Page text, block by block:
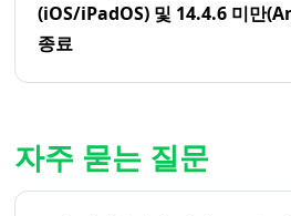
(iOS/iPadOS) 및 14.4.6 미만
종료
자주 묻는 질문